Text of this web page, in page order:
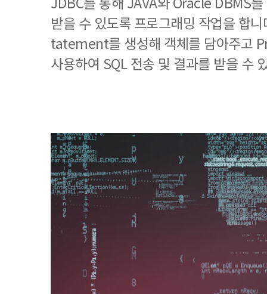
받을 수 있도록 프로그래밍 작업을 합
tatement를 생성해 객체를 담아주고
사용하여 SQL 전송 및 결과를 받을 수